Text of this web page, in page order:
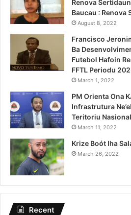
Renova
Baucau : Renova
August 8, 2022
Francisco
Ba
Futebol Hafoin
FFTL Periodu
March 1, 2022
PM Orienta Ona
Infrastrutura
Teritoriu Nasional
March 11, 2022
Krize Boót Iha
March 26, 2022
Recent